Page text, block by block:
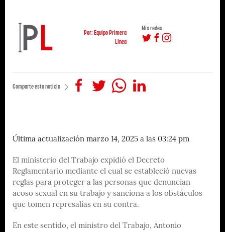
Por: Equipo Primera
Linea
Mis redes
Comparte esta noticia
Última actualización marzo 14, 2025 a las 03:24 pm
El ministerio del Trabajo expidió el Decreto
Reglamentario mediante el cual se estableció nuevas
reglas para proteger a las personas que denuncian
acoso sexual en su trabajo y sanciona a los obstáculos
que tomen represalias en su contra.
En este sentido, el ministro del Trabajo, Antonio